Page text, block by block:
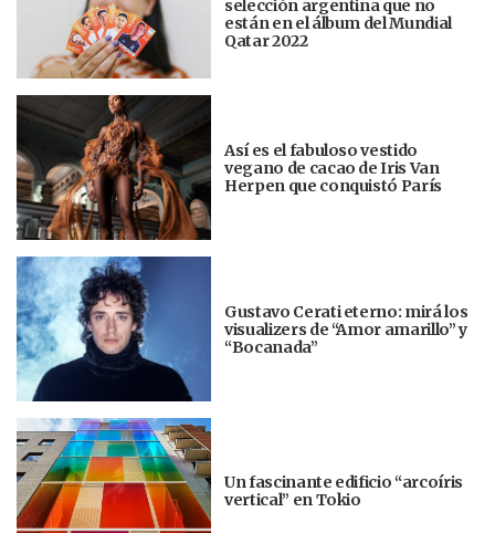
selección argentina que no
están en el álbum del Mundial
Qatar 2022
Así es el fabuloso vestido
vegano de cacao de Iris Van
Herpen que conquistó París
Gustavo Cerati eterno: mirá los
visualizers de “Amor amarillo” y
“Bocanada”
Un fascinante edificio “arcoíris
vertical” en Tokio